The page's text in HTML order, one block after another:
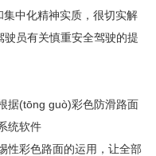
中化精神实质，很切实解
员有关慎重安全驾驶的提
据(tōng guò)彩色防滑路面
统软件
性彩色路面的运用，让全部